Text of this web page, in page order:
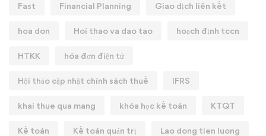
Fast Financial Planning Giao dịch liên kết
hoa don Hoi thao va dao tao hoạch định tccn
HTKK hóa đơn điện tử
Hội thảo cập nhật chính sách thuế IFRS
khai thue qua mang khóa học kế toán KTQT
Kế toán Kế toán quản trị Lao dong tien luong